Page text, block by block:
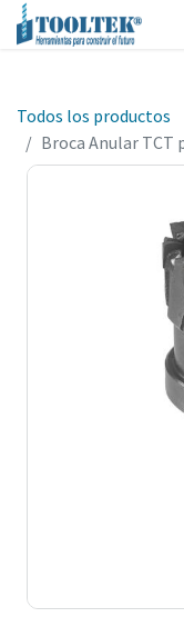
Todos los productos
Broca Anular TCT